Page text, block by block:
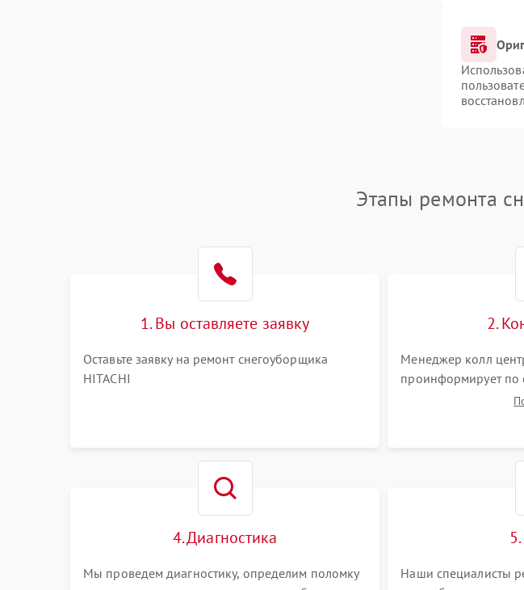
Этапы ремонта
1. Вы оставляете заявку
Оставьте заявку на ремонт снегоуборщика
HITACHI
2.
Менеджер колл
проинформирует по
снегоуборщика а
4. Диагностика
Мы проведем диагностику, определим поломку
Наши специалисты